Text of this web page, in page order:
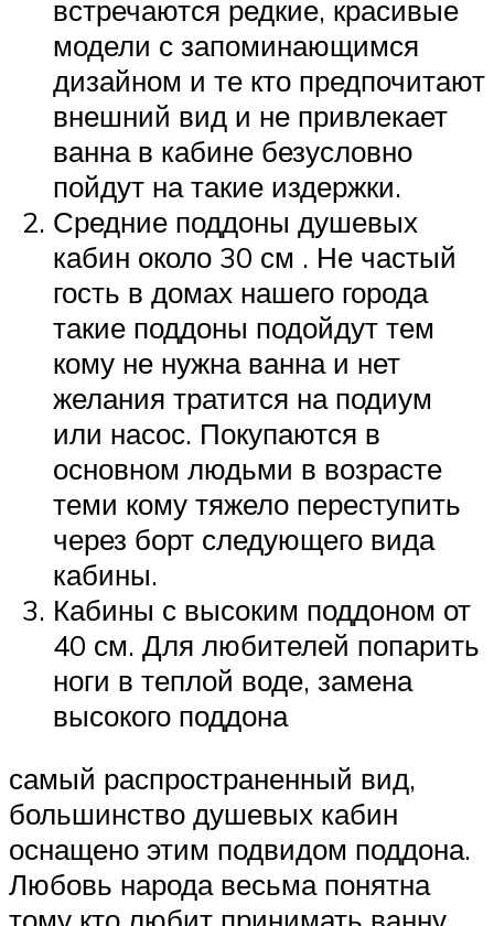
встречаются редкие, красивые
модели с запоминающимся
дизайном и те кто предпочитают
внешний вид и не привлекает
ванна в кабине безусловно
пойдут на такие издержки.
Средние поддоны душевых
кабин около 30 см . Не частый
гость в домах нашего города
такие поддоны подойдут тем
кому не нужна ванна и нет
желания тратится на подиум
или насос. Покупаются в
основном людьми в возрасте
теми кому тяжело переступить
через борт следующего вида
кабины.
Кабины с высоким поддоном от
40 см. Для любителей попарить
ноги в теплой воде, замена
высокого поддона
самый распространенный вид,
большинство душевых кабин
оснащено этим подвидом поддона.
Любовь народа весьма понятна